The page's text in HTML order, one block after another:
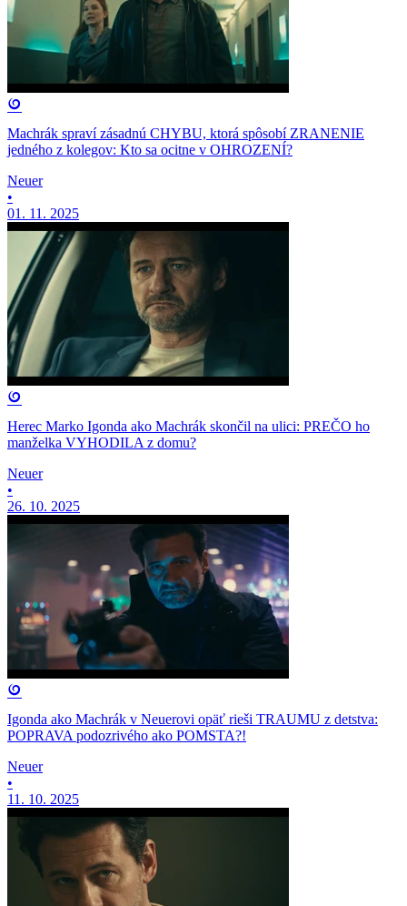
Machrák spraví zásadnú CHYBU, ktorá spôsobí ZRANENIE
jedného z kolegov: Kto sa ocitne v OHROZENÍ?
Neuer
•
01. 11. 2025
Herec Marko Igonda ako Machrák skončil na ulici: PREČO ho
manželka VYHODILA z domu?
Neuer
•
26. 10. 2025
Igonda ako Machrák v Neuerovi opäť rieši TRAUMU z detstva:
POPRAVA podozrivého ako POMSTA?!
Neuer
•
11. 10. 2025